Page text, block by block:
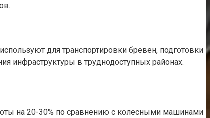
для транспортировки бревен, подготовки
инфраструктуры в труднодоступных районах.
на 20-30% по сравнению с колесными машинами